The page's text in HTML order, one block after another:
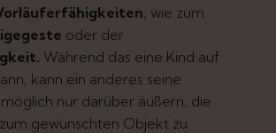
, wie zum
oder der
Während das eine Kind auf
kann ein anderes seine
nur darüber äußern, die
gewünschten Objekt zu